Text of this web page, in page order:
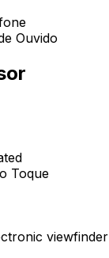
Ouvido
Toque
viewfinder